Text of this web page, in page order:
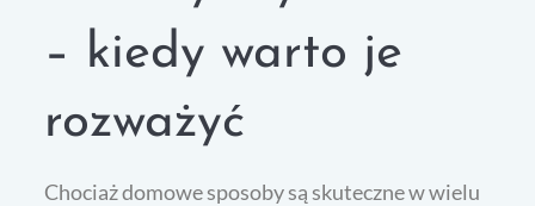
– kiedy warto je
rozważyć
Chociaż domowe sposoby są skuteczne w wielu